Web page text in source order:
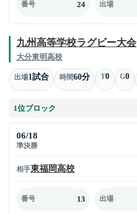
番号 24 出場
九州高等学校ラグビー大会
大分東明高校
出場1試合 時間60分 T0 G0
1位ブロック
06/18
準決勝
相手東福岡高校
番号 13 出場